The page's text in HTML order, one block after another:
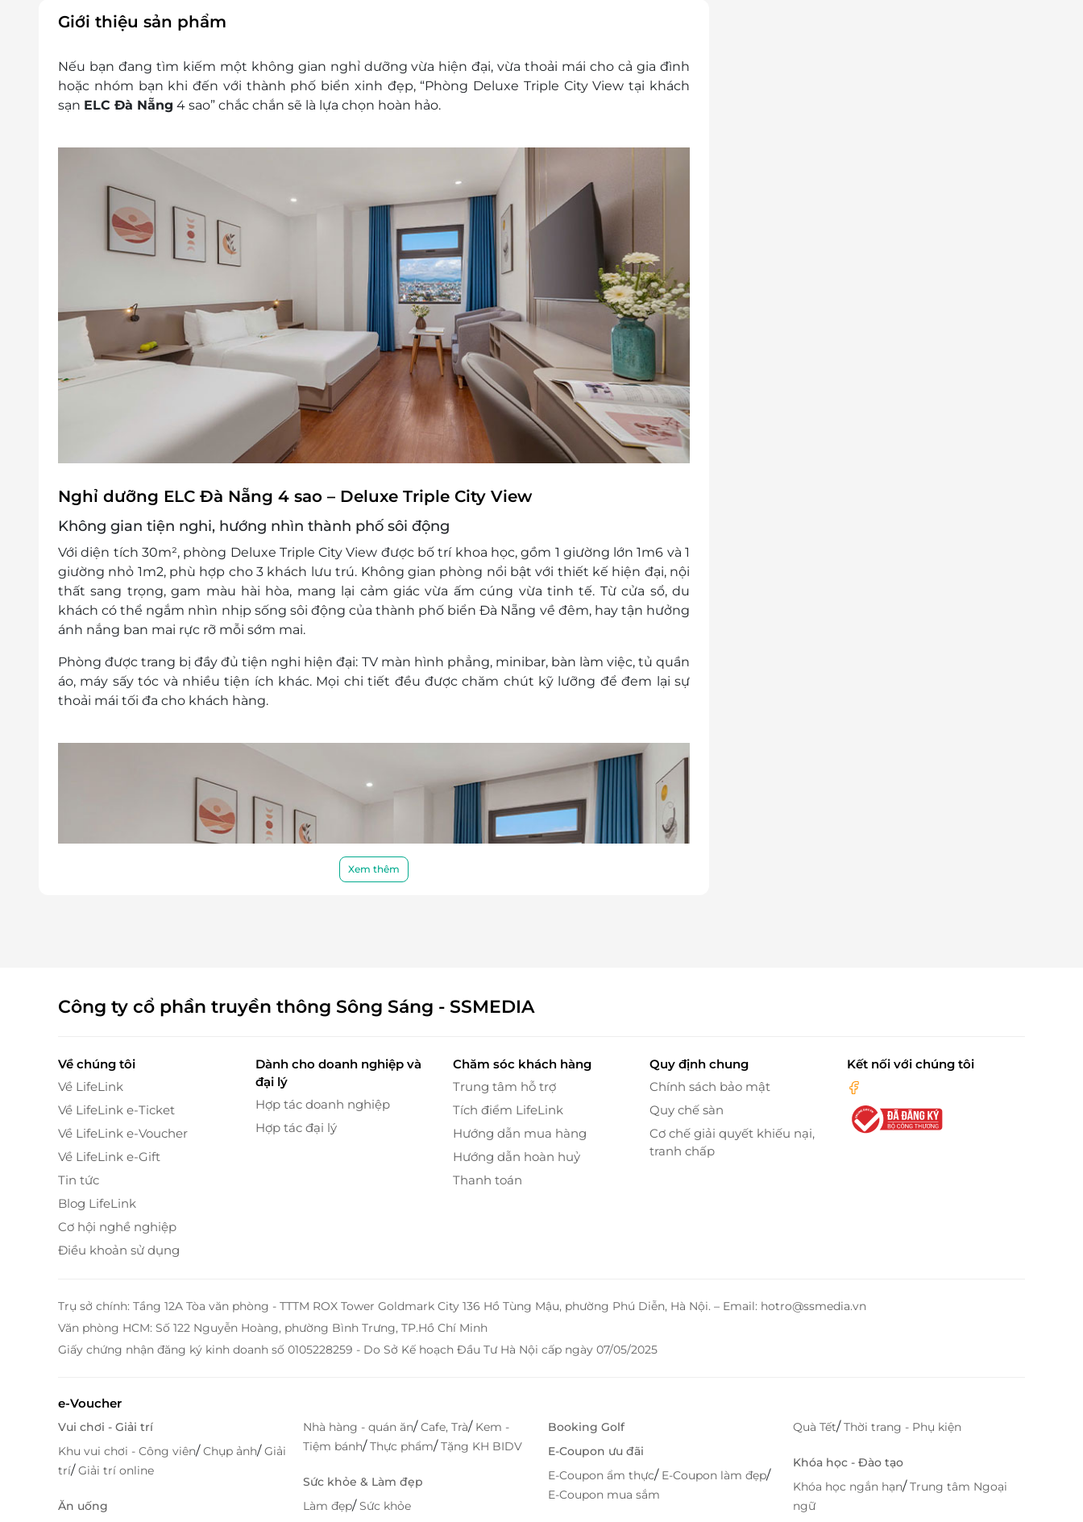
Các ngày lễ tết có phụ thu liên hệ để nhận giá ưu đãi nhất
Trẻ em:
Trẻ từ 11 tuổi trở lên phụ thu như người lớn 200.000 VNĐ/người giá đã bao gồm các
dịch vụ kèm theo
Thời gian nhận trả phòng:
Giờ trả phòng: trước 12h00
theo quy định của khách sạn
Điều kiện đặt phòng:
Hotline đặt phòng & tư vấn (9h00-20h00): 1900 2065
Văn phòng HCM: 028.6680.8757
Liên hệ check tình trạng phòng trống trước khi mua voucher
Áp dụng 01 e-Voucher/e-Coupon cho 03 khách
Một khách hàng được mua nhiều e-Voucher/e-Coupon
e-Voucher/e-Coupon không có giá trị quy đổi thành tiền mặt, không trả lại tiền thừa
Không áp dụng đồng thời với chương trình khuyến mại khác.
Giới thiệu sản phẩm
Nếu bạn đang tìm kiếm một không gian nghỉ dưỡng vừa hiện đại, vừa thoải mái cho cả gia đình
hoặc nhóm bạn khi đến với thành phố biển xinh đẹp, “Phòng Deluxe Triple City View tại khách
sạn ELC Đà Nẵng 4 sao” chắc chắn sẽ là lựa chọn hoàn hảo.
Nghỉ dưỡng ELC Đà Nẵng 4 sao – Deluxe Triple City View
Không gian tiện nghi, hướng nhìn thành phố sôi động
Với diện tích 30m², phòng Deluxe Triple City View được bố trí khoa học, gồm 1 giường lớn 1m6 và 1
giường nhỏ 1m2, phù hợp cho 3 khách lưu trú. Không gian phòng nổi bật với thiết kế hiện đại, nội
thất sang trọng, gam màu hài hòa, mang lại cảm giác vừa ấm cúng vừa tinh tế. Từ cửa sổ, du
khách có thể ngắm nhìn nhịp sống sôi động của thành phố biển Đà Nẵng về đêm, hay tận hưởng
ánh nắng ban mai rực rỡ mỗi sớm mai.
Phòng được trang bị đầy đủ tiện nghi hiện đại: TV màn hình phẳng, minibar, bàn làm việc, tủ quần
áo, máy sấy tóc và nhiều tiện ích khác. Mọi chi tiết đều được chăm chút kỹ lưỡng để đem lại sự
thoải mái tối đa cho khách hàng.
Xem thêm
Công ty cổ phần truyền thông Sông Sáng - SSMEDIA
Về chúng tôi
Về LifeLink
Về LifeLink e-Ticket
Về LifeLink e-Voucher
Về LifeLink e-Gift
Tin tức
Blog LifeLink
Cơ hội nghề nghiệp
Điều khoản sử dụng
Dành cho doanh nghiệp và
đại lý
Hợp tác doanh nghiệp
Hợp tác đại lý
Chăm sóc khách hàng
Trung tâm hỗ trợ
Tích điểm LifeLink
Hướng dẫn mua hàng
Hướng dẫn hoàn huỷ
Thanh toán
Quy định chung
Chính sách bảo mật
Quy chế sàn
Cơ chế giải quyết khiếu nại,
tranh chấp
Kết nối với chúng tôi
Trụ sở chính: Tầng 12A Tòa văn phòng - TTTM ROX Tower Goldmark City 136 Hồ Tùng Mậu, phường Phú Diễn, Hà Nội. – Email: hotro@ssmedia.vn
Văn phòng HCM: Số 122 Nguyễn Hoàng, phường Bình Trưng, TP.Hồ Chí Minh
Giấy chứng nhận đăng ký kinh doanh số 0105228259 - Do Sở Kế hoạch Đầu Tư Hà Nội cấp ngày 07/05/2025
e-Voucher
Vui chơi - Giải trí
Khu vui chơi - Công viên/Chụp ảnh/Giải
trí/Giải trí online
Ăn uống
Nhà hàng - quán ăn/Cafe, Trà/ Kem -
Tiệm bánh/Thực phẩm/Tặng KH BIDV
Sức khỏe & Làm đẹp
Làm đẹp/Sức khỏe
Booking Golf
E-Coupon ưu đãi
E-Coupon ẩm thực/ E-Coupon làm đẹp/
E-Coupon mua sắm
Quà Tết/Thời trang - Phụ kiện
Khóa học - Đào tạo
Khóa học ngắn hạn/Trung tâm Ngoại
ngữ